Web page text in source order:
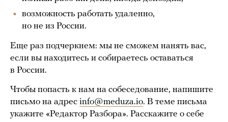
возможность работать удаленно,
но не из России.
Еще раз подчеркнем: мы не сможем нанять вас,
если вы находитесь и собираетесь оставаться
в России.
Чтобы попасть к нам на собеседование, напишите
письмо на адрес info@meduza.io. В теме письма
укажите «Редактор Разбора». Расскажите о себе